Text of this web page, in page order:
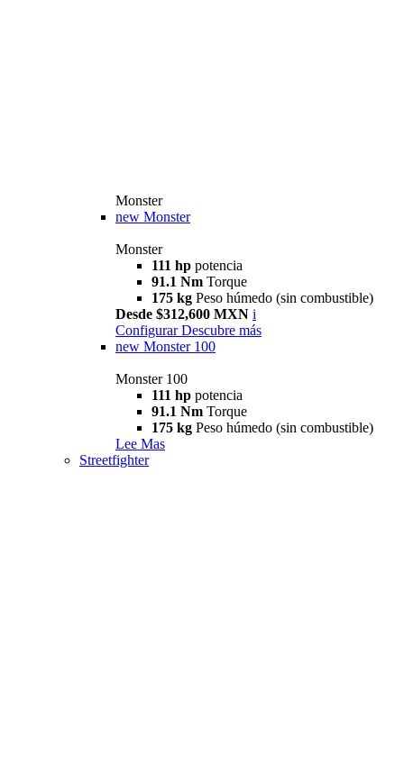
Monster
new Monster
Monster
111 hp potencia
91.1 Nm Torque
175 kg Peso húmedo (sin combustible)
Desde $312,600 MXN i
Configurar Descubre más
new Monster 100
Monster 100
111 hp potencia
91.1 Nm Torque
175 kg Peso húmedo (sin combustible)
Lee Mas
Streetfighter